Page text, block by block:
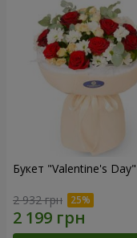
Букет "Valentine's Day"
2 932 грн